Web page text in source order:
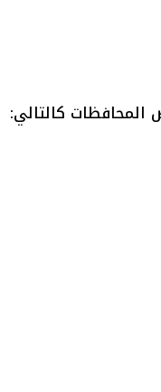
كالتالي: